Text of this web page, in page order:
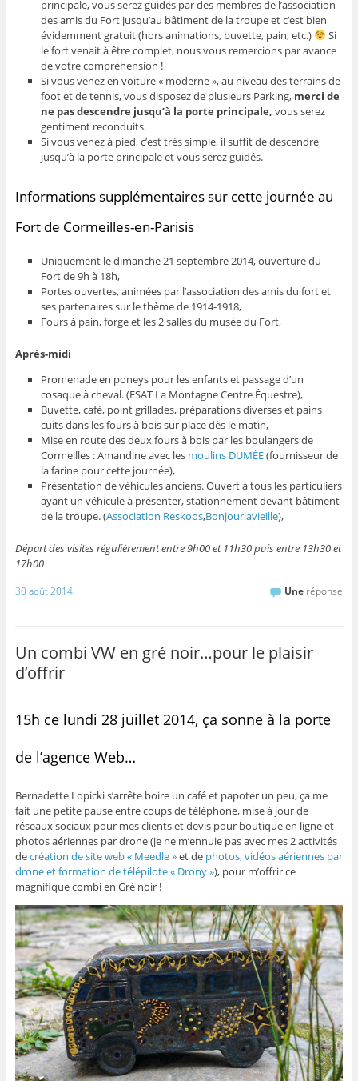
principale, vous serez guidés par des membres de l’association
des amis du Fort jusqu’au bâtiment de la troupe et c’est bien
évidemment gratuit (hors animations, buvette, pain, etc.)
Si
le fort venait à être complet, nous vous remercions par avance
de votre compréhension !
Si vous venez en voiture « moderne », au niveau des terrains de
foot et de tennis, vous disposez de plusieurs Parking, merci de
ne pas descendre jusqu’à la porte principale,vous serez
gentiment reconduits.
Si vous venez à pied, c’est très simple, il suffit de descendre
jusqu’à la porte principale et vous serez guidés.
Informations supplémentaires sur cette journée au
Fort de Cormeilles-en-Parisis
Uniquement le dimanche 21 septembre 2014, ouverture du
Fort de 9h à 18h,
Portes ouvertes, animées par l’association des amis du fort et
ses partenaires sur le thème de 1914-1918,
Fours à pain, forge et les 2 salles du musée du Fort,
Après-midi
Promenade en poneys pour les enfants et passage d’un
cosaque à cheval. (ESAT La Montagne Centre Équestre),
Buvette, café, point grillades, préparations diverses et pains
cuits dans les fours à bois sur place dès le matin,
Mise en route des deux fours à bois par les boulangers de
Cormeilles : Amandine avec les moulins DUMÉE(fournisseur de
la farine pour cette journée),
Présentation de véhicules anciens. Ouvert à tous les particuliers
ayant un véhicule à présenter, stationnement devant bâtiment
de la troupe. (Association Reskoos,Bonjourlavieille),
Départ des visites régulièrement entre 9h00 et 11h30 puis entre 13h30 et
17h00
30 août 2014 Une réponse
Un combi VW en gré noir…pour le plaisir
d’offrir
15h ce lundi 28 juillet 2014, ça sonne à la porte
de l’agence Web…
Bernadette Lopicki s’arrête boire un café et papoter un peu, ça me
fait une petite pause entre coups de téléphone, mise à jour de
réseaux sociaux pour mes clients et devis pour boutique en ligne et
photos aériennes par drone (je ne m’ennuie pas avec mes 2 activités
decréation de site web « Meedle »et de photos, vidéos aériennes par
drone et formation de télépilote « Drony »), pour m’offrir ce
magnifique combi en Gré noir !